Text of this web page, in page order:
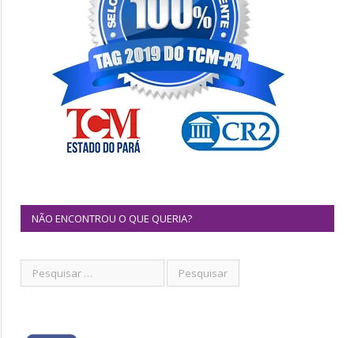
NÃO ENCONTROU O QUE QUERIA?